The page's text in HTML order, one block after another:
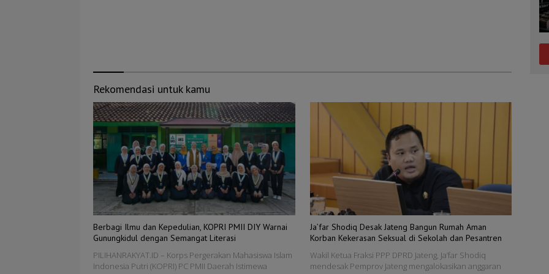
Rekomendasi untuk kamu
Berbagi Ilmu dan Kepedulian, KOPRI PMII DIY Warnai
Gunungkidul dengan Semangat Literasi
PILIHANRAKYAT.ID – Korps Pergerakan Mahasiswa Islam
Indonesia Putri (KOPRI) PC PMII Daerah Istimewa
Ja’far Shodiq Desak Jateng Bangun Rumah Aman
Korban Kekerasan Seksual di Sekolah dan Pesantren
Wakil Ketua Fraksi PPP DPRD Jateng, Ja’far Shodiq
mendesak Pemprov Jateng mengalokasikan anggaran